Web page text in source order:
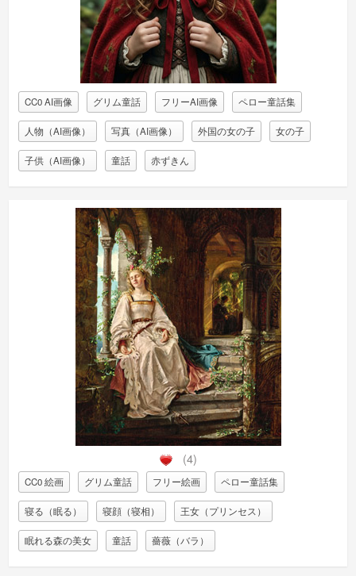
CC0 AI画像 グリム童話 フリーAI画像 ペロー童話集
人物（AI画像） 写真（AI画像） 外国の女の子 女の子
子供（AI画像） 童話 赤ずきん
(4)
CC0 絵画 グリム童話 フリー絵画 ペロー童話集
寝る（眠る） 寝顔（寝相） 王女（プリンセス）
眠れる森の美女 童話 薔薇（バラ）